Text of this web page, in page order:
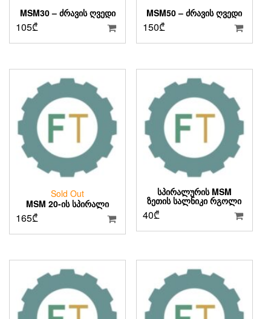
MSM30 – ᲫᲠᲐᲕᲘᲡ ᲦᲕᲔᲓᲘ
105₾
MSM50 – ᲫᲠᲐᲕᲘᲡ ᲦᲕᲔᲓᲘ
150₾
Sold Out
MSM 20-ᲘᲡ ᲡᲞᲘᲠᲐᲚᲘ
165₾
ᲡᲞᲘᲠᲐᲚᲣᲠᲘᲡ MSM
ᲖᲔᲗᲘᲡ ᲡᲐᲚᲜᲘᲙᲘ ᲠᲒᲝᲚᲘ
40₾